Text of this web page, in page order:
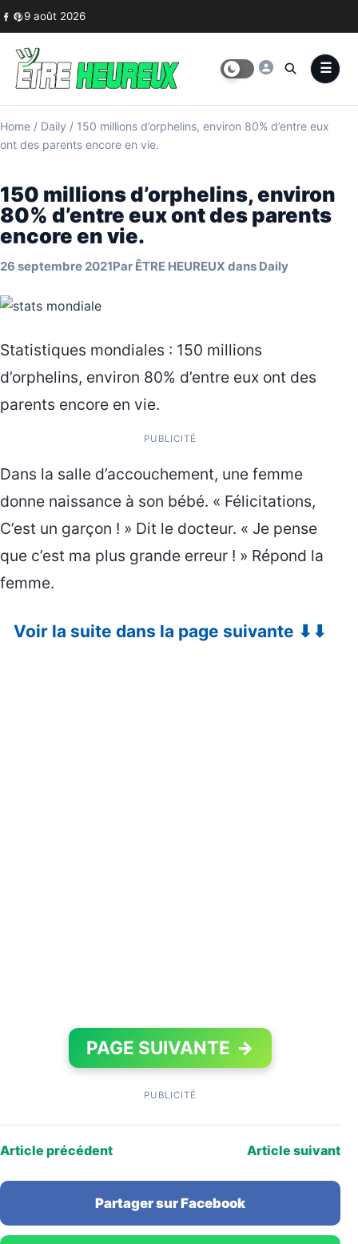
Skip to content
9 août 2026
Home / Daily / 150 millions d’orphelins, environ 80% d’entre eux
ont des parents encore en vie.
150 millions d’orphelins, environ
80% d’entre eux ont des parents
encore en vie.
26 septembre 2021Par ÊTRE HEUREUX dans Daily
Statistiques mondiales : 150 millions
d’orphelins, environ 80% d’entre eux ont des
parents encore en vie.
PUBLICITÉ
Dans la salle d’accouchement, une femme
donne naissance à son bébé. « Félicitations,
C’est un garçon ! » Dit le docteur. « Je pense
que c’est ma plus grande erreur ! » Répond la
femme.
Voir la suite dans la page suivante ⬇⬇
PAGE SUIVANTE →
PUBLICITÉ
Article précédent Article suivant
Partager sur Facebook